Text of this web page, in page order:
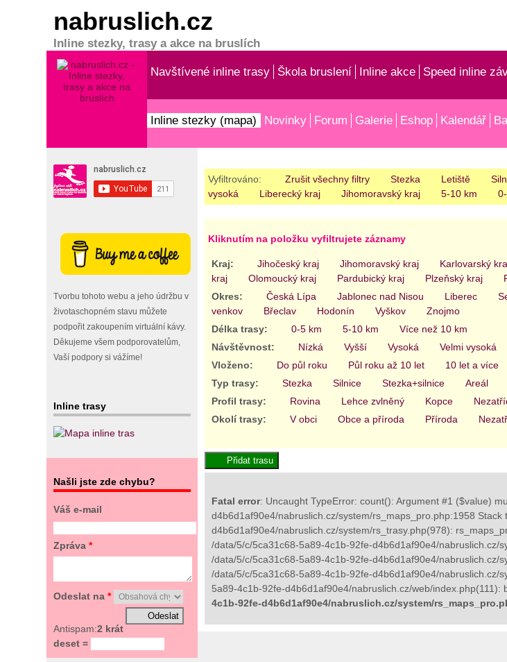
nabruslich.cz
Inline stezky, trasy a akce na bruslích
Navštívené inline trasy Škola bruslení Inline akce Speed inline
Inline stezky (mapa) Novinky Forum Galerie Eshop Kalendář
Tvorbu tohoto webu a jeho údržbu v
životaschopném stavu můžete
podpořit zakoupením virtuální kávy.
Děkujeme všem podporovatelům,
Vaší podpory si vážíme!
Inline trasy
Našli jste zde chybu?
Váš e-mail
Zpráva*
Odeslat na*
Antispam:2 krát
deset =
Vyfiltrováno: Zrušit všechny filtry Stezka Letiště
vysoká
Liberecký kraj Jihomoravský kraj 5-10 km
Kliknutím na položku vyfiltrujete záznamy
Kraj: Jihočeský kraj Jihomoravský kraj Karlovarský
kraj
Olomoucký kraj Pardubický kraj Plzeňský kraj
Okres:
Česká Lípa Jablonec nad Nisou Liberec
venkov
Břeclav Hodonín Vyškov
Znojmo
Délka trasy:
0-5 km 5-10 km
Více než 10 km
Návštěvnost:
Nízká Vyšší Vysoká
Velmi vysoká
Vloženo:
Do půl roku Půl roku až 10 let
10 let a více
Typ trasy:
Stezka Silnice Stezka+silnice Areál
Profil trasy:
Rovina Lehce zvlněný Kopce
Okolí trasy:
V obci Obce a příroda Příroda
Fatal error: Uncaught TypeError: count(): Argument #1 ($value)
d4b6d1af90e4/nabruslich.cz/system/rs_maps_pro.php:1958
d4b6d1af90e4/nabruslich.cz/system/rs_trasy.php(978):
/data/5/c/5ca31c68-5a89-4c1b-92fe-d4b6d1af90e4/
/data/5/c/5ca31c68-5a89-4c1b-92fe-d4b6d1af90e4/
/data/5/c/5ca31c68-5a89-4c1b-92fe-d4b6d1af90e4/
5a89-4c1b-92fe-d4b6d1af90e4/nabruslich.cz/web/
4c1b-92fe-d4b6d1af90e4/nabruslich.cz/system/